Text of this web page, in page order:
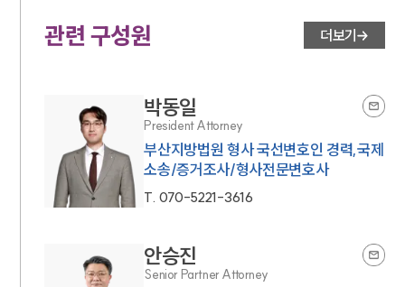
관련 구성원 더보기
박동일
President Attorney
부산지방법원 형사 국선변호인 경력,국제
소송/증거조사/형사전문변호사
T. 070-5221-3616
안승진
Senior Partner Attorney